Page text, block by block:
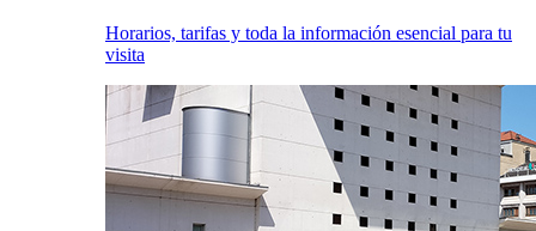
Horarios, tarifas y toda la información esencial para tu
visita